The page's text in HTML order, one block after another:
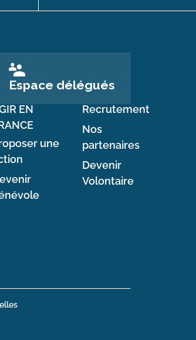
Espace délégués
EN
une
Recrutement
Nos
partenaires
Devenir
Volontaire